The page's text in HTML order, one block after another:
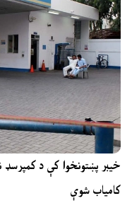
خیبر پښتونخوا کې د
کامیاب شوې